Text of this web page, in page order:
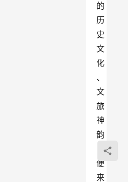
的
历
史
文
化
、
文
旅
神
韵
，
便
来